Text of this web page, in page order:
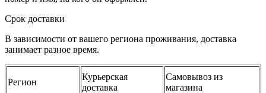
Срок доставки
В зависимости от вашего региона проживания, доставка
занимает разное время.
Регион
Курьерская
доставка
Самовывоз из
магазина